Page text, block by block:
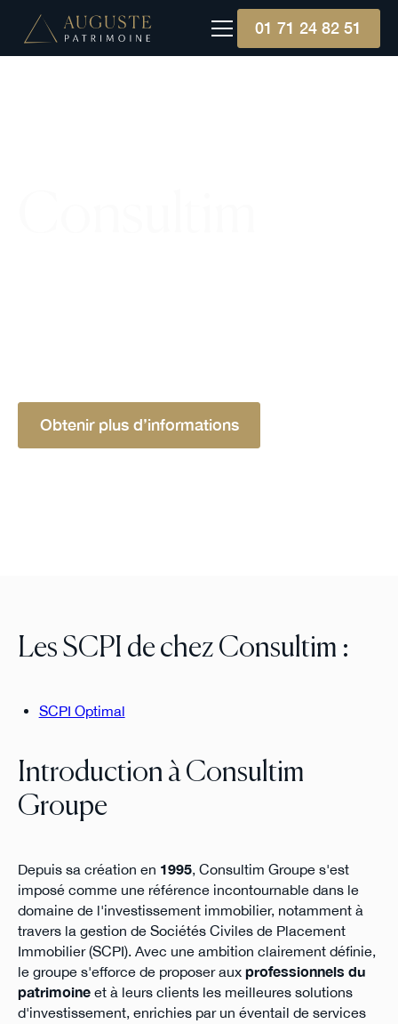
01 71 24 82 51
Obtenir plus d’informations
Les SCPI de chez Consultim :
SCPI Optimal
Introduction à Consultim
Groupe
Depuis sa création en 1995, Consultim Groupe s'est
imposé comme une référence incontournable dans le
domaine de l'investissement immobilier, notamment à
travers la gestion de Sociétés Civiles de Placement
Immobilier (SCPI). Avec une ambition clairement définie,
le groupe s'efforce de proposer aux professionnels du
patrimoineet à leurs clients les meilleures solutions
d'investissement, enrichies par un éventail de services